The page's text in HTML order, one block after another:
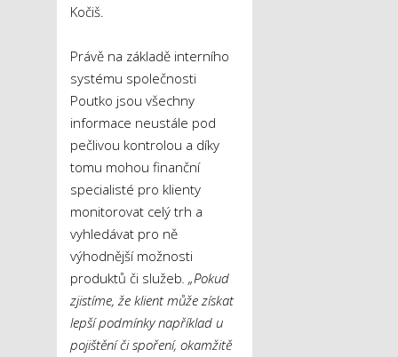
Kočiš.
Právě na základě interního
systému společnosti
Poutko jsou všechny
informace neustále pod
pečlivou kontrolou a díky
tomu mohou finanční
specialisté pro klienty
monitorovat celý trh a
vyhledávat pro ně
výhodnější možnosti
produktů či služeb. „Pokud
zjistíme, že klient může získat
lepší podmínky například u
pojištění či spoření, okamžitě